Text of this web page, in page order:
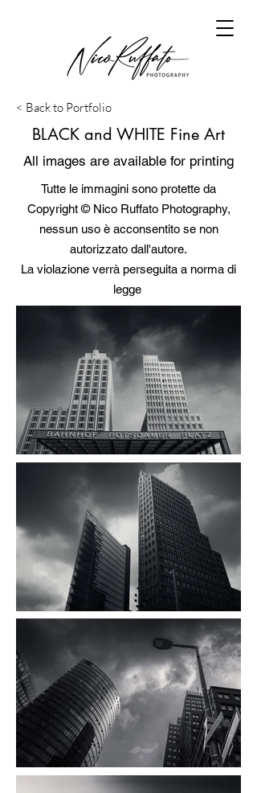
< Back to Portfolio
BLACK and WHITE Fine Art
All images are available for printing
Tutte le immagini sono protette da
Copyright © Nico Ruffato Photography,
nessun uso è acconsentito se non
autorizzato dall'autore.
La violazione verrà perseguita a norma di
legge